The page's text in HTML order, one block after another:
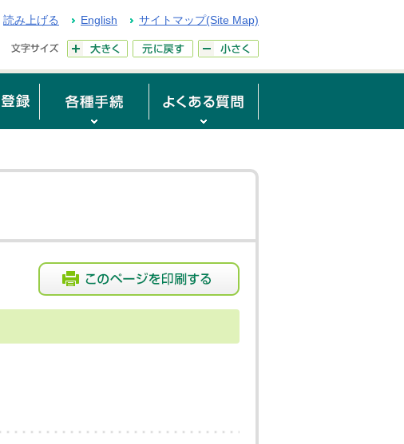
読み上げる English サイトマップ(Site Map)